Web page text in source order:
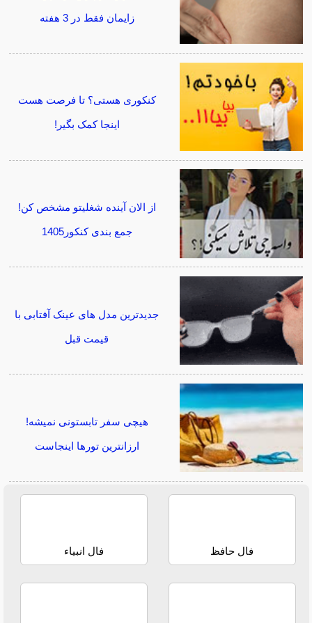
زایمان فقط در 3 هفته
کنکوری هستی؟ تا فرصت هست
اینجا کمک بگیر!
از الان آینده شغلیتو مشخص کن!
جمع بندی کنکور1405
جدیدترین مدل های عینک آفتابی با
قیمت قبل
هیچی سفر تابستونی نمیشه!
ارزانترین تورها اینجاست
فال حافظ فال انبیاء